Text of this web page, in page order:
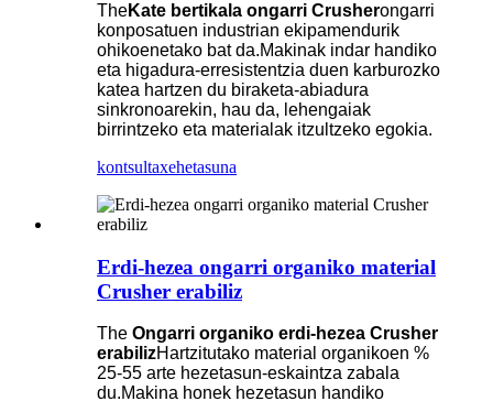
TheKate bertikala ongarri Crusherongarri
konposatuen industrian ekipamendurik
ohikoenetako bat da.Makinak indar handiko
eta higadura-erresistentzia duen karburozko
katea hartzen du biraketa-abiadura
sinkronoarekin, hau da, lehengaiak
birrintzeko eta materialak itzultzeko egokia.
kontsultaxehetasuna
Erdi-hezea ongarri organiko material
Crusher erabiliz
The Ongarri organiko erdi-hezea Crusher
erabilizHartzitutako material organikoen %
25-55 arte hezetasun-eskaintza zabala
du.Makina honek hezetasun handiko